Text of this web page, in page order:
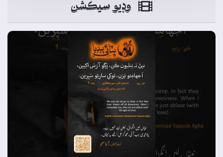
وڊيو سيڪشن